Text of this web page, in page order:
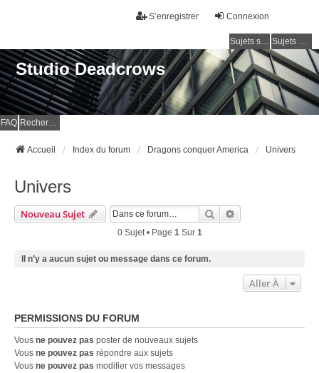
Connexion
S’enregistrer
Sujets sans réponse Sujets actifs
Studio Deadcrows
FAQ Rechercher
Accueil Index du forum Dragons conquer America Univers
Univers
Nouveau Sujet Rechercher
0 Sujet • Page 1Sur 1
Il n’y a aucun sujet ou message dans ce forum.
Aller À
PERMISSIONS DU FORUM
Vous ne pouvez pas poster de nouveaux sujets
Vous ne pouvez pas répondre aux sujets
Vous ne pouvez pas modifier vos messages